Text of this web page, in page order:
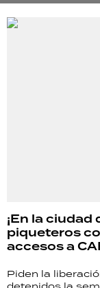
¡En la
piqueteros
accesos a
Piden la